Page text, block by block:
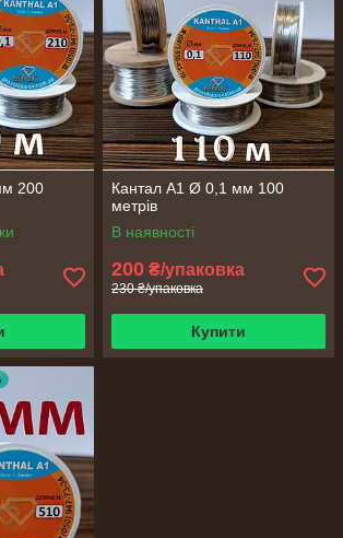
200
Кантал А1 Ø 0,1 мм 100
метрів
В наявності
200 ₴/упаковка
230 ₴/упаковка
Купити